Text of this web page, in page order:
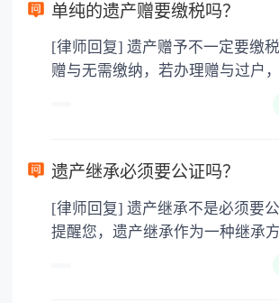
单纯的遗产赠要缴税吗？
[律师回复] 遗产赠予不一定要缴税。单纯的遗产
赠与无需缴纳，若办理赠与过户
所得税、契税和公证费。赠与过
要缴纳公证费，具体如下： 1. 公证费：按房
3. 印花税：按房屋评估价的0.05%缴纳
地增值税：按房价1%缴纳 5. 房屋产权登记费：
遗产继承必须要公证吗？
[律师回复] 遗产继承不是必须要公证。法律快车
提醒您，遗产继承作为一种继承
下都是不需要公证的，当然，如